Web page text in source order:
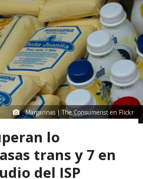
Margarinas | The Consumerist en Flickr
lo
trans y 7 en
del ISP